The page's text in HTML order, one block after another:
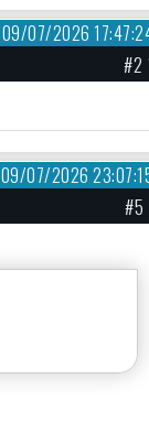
09/07/2026
#2
09/07/2026
#5